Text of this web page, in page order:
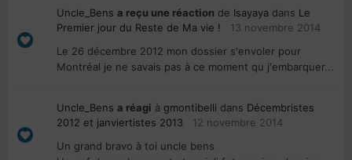
Uncle_Bens a reçu une réaction de Isayaya dans Le
Premier jour du Reste de Ma vie !
13 novembre 2014
Le 26 décembre 2012 mon dossier s'envoler pour
Montréal je ne savais pas à ce moment qu j'embarquer...
Uncle_Bens a réagi à gmontibelli dans Décembristes
2012 et janviertistes 2013
12 novembre 2014
Un grand bravo à toi uncle bens